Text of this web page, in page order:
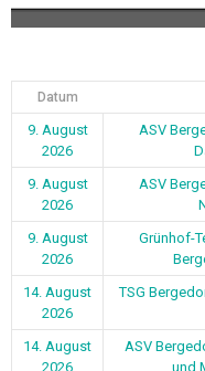
Datum
9. August
2026
ASV
9. August
2026
ASV
9. August
2026
Grünhof-
14. August
2026
TSG
14. August
2026
ASV
und